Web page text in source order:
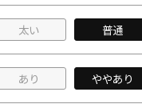
太い 普通
あり ややあり